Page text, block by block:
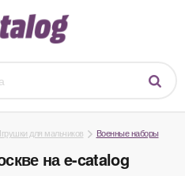
для мальчиков Военные наборы
на e-catalog